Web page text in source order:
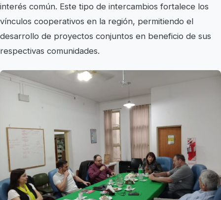
interés común. Este tipo de intercambios fortalece los
vínculos cooperativos en la región, permitiendo el
desarrollo de proyectos conjuntos en beneficio de sus
respectivas comunidades.